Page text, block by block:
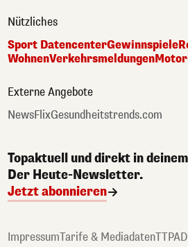
Nützliches
Sport DatencenterGewinnspiele
WohnenVerkehrsmeldungenMotor
Externe Angebote
NewsFlixGesundheitstrends.com
Topaktuell und direkt in
Der Heute-Newsletter.
Jetzt abonnieren
ImpressumTarife & MediadatenTTPA